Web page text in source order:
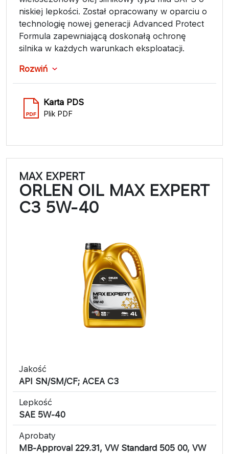
niskiej lepkości. Został opracowany w oparciu o
technologię nowej generacji Advanced Protect
Formula zapewniającą doskonałą ochronę
silnika w każdych warunkach eksploatacji.
Rozwiń
Karta PDS
Plik PDF
MAX EXPERT
ORLEN OIL MAX EXPERT
C3 5W-40
Jakość
API SN/SM/CF; ACEA C3
Lepkość
SAE 5W-40
Aprobaty
MB-Approval 229.31, VW Standard 505 00, VW